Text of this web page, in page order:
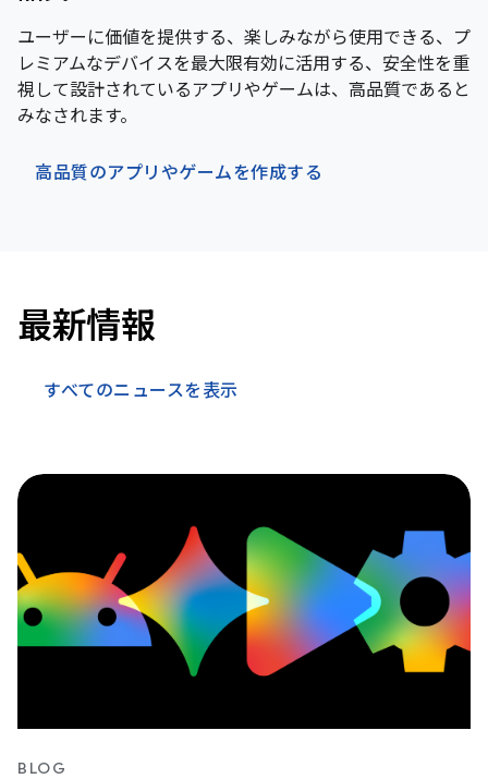
ユーザーに価値を提供する、楽しみながら使用できる、プ
レミアムなデバイスを最大限有効に活用する、安全性を重
視して設計されているアプリやゲームは、高品質であると
みなされます。
高品質のアプリやゲームを作成する
最新情報
すべてのニュースを表示
BLOG